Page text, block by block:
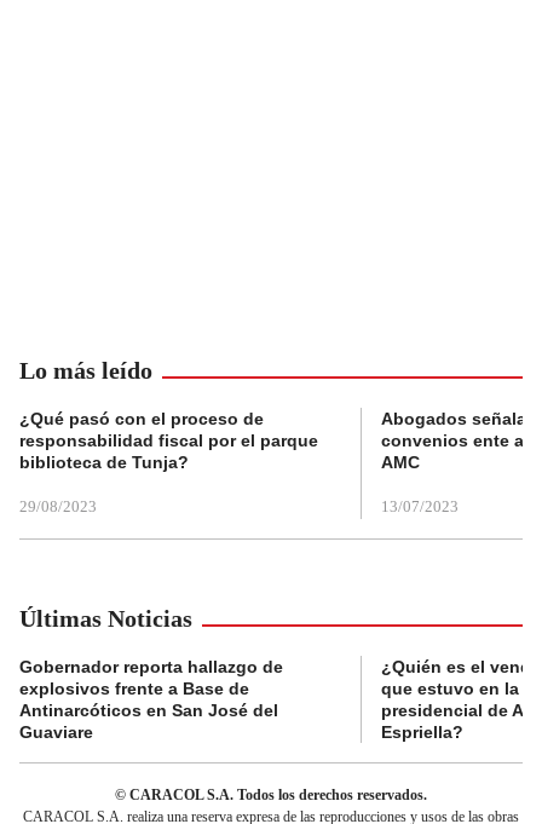
Lo más leído
¿Qué pasó con el proceso de
responsabilidad fiscal por el parque
biblioteca de Tunja?
29/08/2023
Abogados
convenios ente
AMC
13/07/2023
Últimas Noticias
Gobernador reporta hallazgo de
explosivos frente a Base de
Antinarcóticos en San José del
Guaviare
¿Quién es el
que estuvo en la
presidencial de
Espriella?
© CARACOL S.A. Todos los derechos reservados.
CARACOL S.A. realiza una reserva expresa de las reproducciones y usos de las obras